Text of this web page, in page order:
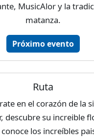
MusicAlor y la
matanza.
Próximo evento
Ruta
en el corazón de la
descubre su increible
los increíbles